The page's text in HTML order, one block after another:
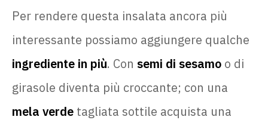
Per rendere questa insalata ancora più
interessante possiamo aggiungere qualche
ingrediente in più. Con semi di sesamo o di
girasole diventa più croccante; con una
mela verde tagliata sottile acquista una